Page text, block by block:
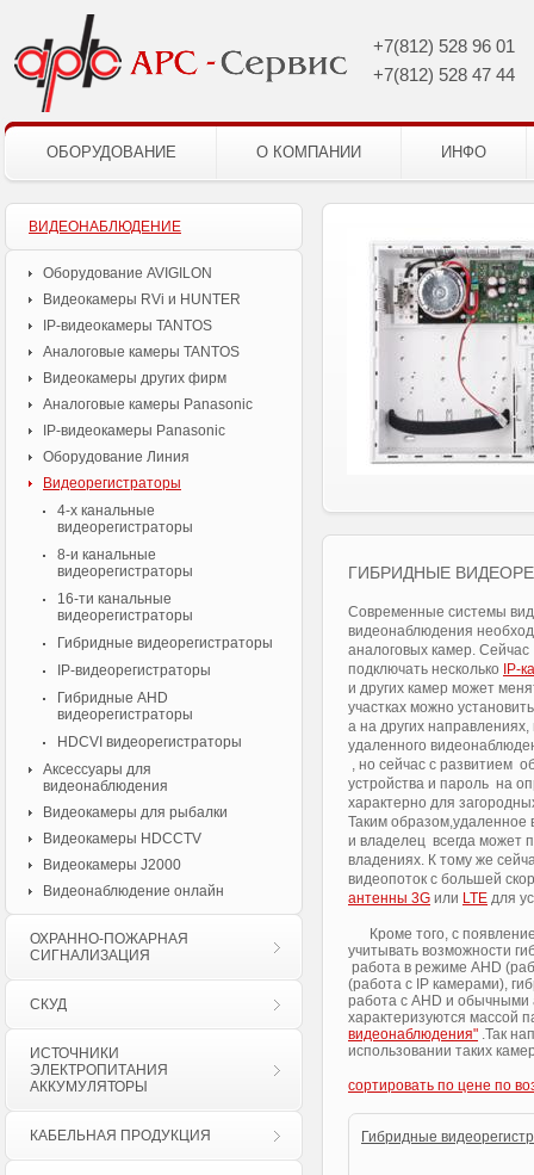
+7(812) 528 96 01
+7(812) 528 47 44
ОБОРУДОВАНИЕ О КОМПАНИИ ИНФО
ВИДЕОНАБЛЮДЕНИЕ
Оборудование AVIGILON
Видеокамеры RVi и HUNTER
IP-видеокамеры TANTOS
Аналоговые камеры TANTOS
Видеокамеры других фирм
Аналоговые камеры Panasonic
IP-видеокамеры Panasonic
Оборудование Линия
Видеорегистраторы
4-х канальные
видеорегистраторы
8-и канальные
видеорегистраторы
16-ти канальные
видеорегистраторы
Гибридные видеорегистраторы
IP-видеорегистраторы
Гибридные AHD
видеорегистраторы
HDCVI видеорегистраторы
Аксессуары для
видеонаблюдения
Видеокамеры для рыбалки
Видеокамеры HDCCTV
Видеокамеры J2000
Видеонаблюдение онлайн
ОХРАННО-ПОЖАРНАЯ
СИГНАЛИЗАЦИЯ
СКУД
ИСТОЧНИКИ
ЭЛЕКТРОПИТАНИЯ
АККУМУЛЯТОРЫ
КАБЕЛЬНАЯ ПРОДУКЦИЯ
ГИБРИДНЫЕ
Современные системы
видеонаблюдения
аналоговых камер.
подключать несколько
IP-
и других камер может
участках можно
а на других
удаленного
, но сейчас с развитием
устройства и пароль на
характерно для
Таким образом,удаленное
и владелец всегда может
владениях. К тому же
видеопоток с большей
антенны 3G или LTE для
Кроме того, с
учитывать возможности
работа в режиме AHD
(работа с IP камерами),
работа с AHD и
характеризуются массой
видеонаблюдения" .Так
использовании таких
сортировать по цене по
Гибридные